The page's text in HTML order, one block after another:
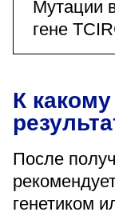
Мутации
гене
К
После
генетиком